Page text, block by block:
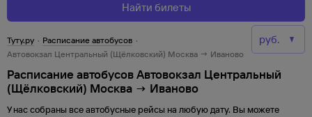
Найти билеты
Туту.ру · Расписание автобусов ·
Автовокзал Центральный (Щёлковский) Москва → Иваново
Расписание автобусов Автовокзал Центральный
(Щёлковский) Москва → Иваново
У нас собраны все автобусные рейсы на любую дату. Вы можете